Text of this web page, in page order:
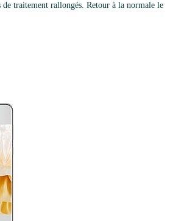
de traitement rallongés. Retour à la normale le